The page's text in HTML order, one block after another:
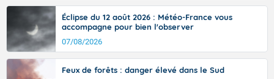
Éclipse du 12 août 2026 : Météo-France vous
accompagne pour bien l'observer
07/08/2026
Feux de forêts : danger élevé dans le Sud